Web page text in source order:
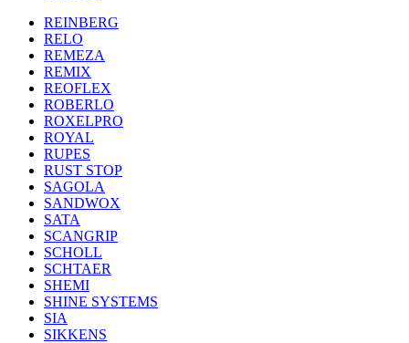
REINBERG
RELO
REMEZA
REMIX
REOFLEX
ROBERLO
ROXELPRO
ROYAL
RUPES
RUST STOP
SAGOLA
SANDWOX
SATA
SCANGRIP
SCHOLL
SCHTAER
SHEMI
SHINE SYSTEMS
SIA
SIKKENS